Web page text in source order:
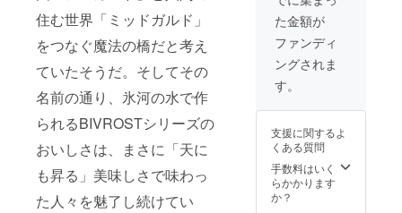
住む世界「ミッドガルド」
をつなぐ魔法の橋だと考え
ていたそうだ。そしてその
名前の通り、氷河の水で作
られるBIVROSTシリーズの
おいしさは、まさに「天に
も昇る」美味しさで味わっ
た人々を魅了し続けてい
ショッ
プでの
メン
バー割
引開始
1からの
1年間と
なりま
これは
お酒で
30ま
で。 た
だし、
2024/7/
1以前に
プンし
ている
場合、
当クラ
ファン
にて
イキン
グ名を
付け、
カード
にスタ
＊店舗
ではそ
のお名
前でお
呼びし
ます。
ンライ
ン
ショッ
プでい
つでも
い物が
す。 ＊
7％OFF
は当ク
ラファ
4.5cm ※
これは
お酒で
す。20
才未満
可とな
りま
す。
を致し
ます。
■内容
BIVRO
STミッ
限定 北
極 シン
グルモ
ルトウ
イス
キー /
ロジェ
クト終
当社確
残った
場合に
限り通
常販売
を致し
ます。
モルト
ウイス
キー」
は含ま
れませ
OST 北
極シン
グルモ
ルトウ
イス
キー」
プ会員
権の
セッ
ト！ ＊
このリ
「BIVR
ミッド
ガルド
北極シ
ングル
た金額が
ファンディ
ングされま
す。
支援に関するよ
くある質問
手数料はいく
らかかります
か？